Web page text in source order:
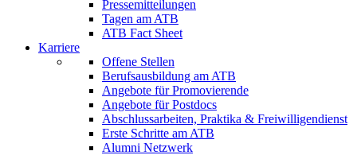
Pressemitteilungen
Tagen am ATB
ATB Fact Sheet
Karriere
Offene Stellen
Berufsausbildung am ATB
Angebote für Promovierende
Angebote für Postdocs
Abschlussarbeiten, Praktika & Freiwilligendienst
Erste Schritte am ATB
Alumni Netzwerk